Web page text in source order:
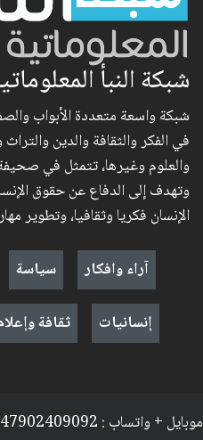
شبكة النبأ
شبكة واسعة متعددة الأبواب
في الفكر والثقافة والدين
والعلوم وغيرها، تتمثل في
وتهدف إلى الدفاع عن حقوق
الإنسان فكريا وثقافيا، وتطوير
آراء وافكار
سياسة
إنسانيات
ثقافة
موبايل + واتساب : 009647902409092